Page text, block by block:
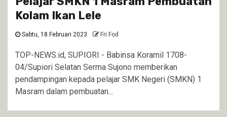
Kolam Ikan Lele
Sabtu, 18 Februari 2023 Fri Fod
TOP-NEWS.id, SUPIORI - Babinsa Koramil 1708-
04/Supiori Selatan Serma Sujono memberikan
pendampingan kepada pelajar SMK Negeri (SMKN) 1
Masram dalam pembuatan...